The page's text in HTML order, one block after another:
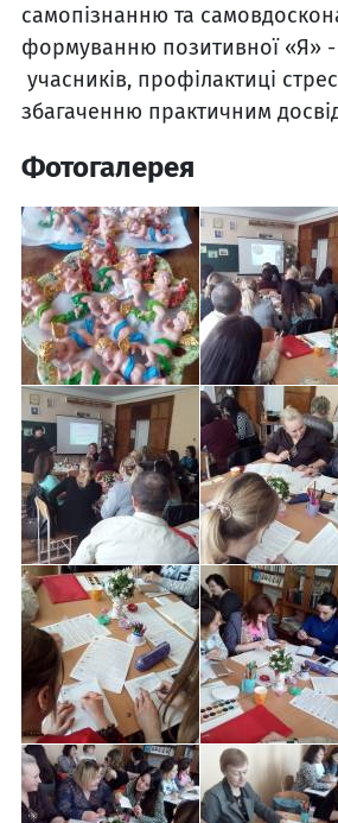
самопізнанню та
формуванню позитивної «Я» -
учасників, профілактиці
збагаченню практичним
Фотогалерея